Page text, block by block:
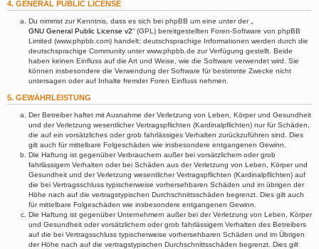
4. GENERAL PUBLIC LICENSE
Du nimmst zur Kenntnis, dass es sich bei phpBB um eine unter der „
GNU General Public License v2“ (GPL) bereitgestellten Foren-Software von phpBB
Limited (www.phpbb.com) handelt; deutschsprachige Informationen werden durch die
deutschsprachige Community unter www.phpbb.de zur Verfügung gestellt. Beide
haben keinen Einfluss auf die Art und Weise, wie die Software verwendet wird. Sie
können insbesondere die Verwendung der Software für bestimmte Zwecke nicht
untersagen oder auf Inhalte fremder Foren Einfluss nehmen.
5. GEWÄHRLEISTUNG
Der Betreiber haftet mit Ausnahme der Verletzung von Leben, Körper und Gesundheit
und der Verletzung wesentlicher Vertragspflichten (Kardinalpflichten) nur für Schäden,
die auf ein vorsätzliches oder grob fahrlässiges Verhalten zurückzuführen sind. Dies
gilt auch für mittelbare Folgeschäden wie insbesondere entgangenen Gewinn.
Die Haftung ist gegenüber Verbrauchern außer bei vorsätzlichem oder grob
fahrlässigem Verhalten oder bei Schäden aus der Verletzung von Leben, Körper und
Gesundheit und der Verletzung wesentlicher Vertragspflichten (Kardinalpflichten) auf
die bei Vertragsschluss typischerweise vorhersehbaren Schäden und im übrigen der
Höhe nach auf die vertragstypischen Durchschnittsschäden begrenzt. Dies gilt auch
für mittelbare Folgeschäden wie insbesondere entgangenen Gewinn.
Die Haftung ist gegenüber Unternehmern außer bei der Verletzung von Leben, Körper
und Gesundheit oder vorsätzlichem oder grob fahrlässigem Verhalten des Betreibers
auf die bei Vertragsschluss typischerweise vorhersehbaren Schäden und im Übrigen
der Höhe nach auf die vertragstypischen Durchschnittsschäden begrenzt. Dies gilt